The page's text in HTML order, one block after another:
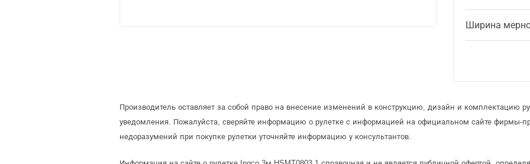
Ширина
Производитель оставляет за собой право на внесение изменений в конструкцию, дизайн и комплектацию
уведомления. Пожалуйста, сверяйте информацию о рулетке с информацией на официальном сайте фирмы-
недоразумений при покупке рулетки уточняйте информацию у консультантов.